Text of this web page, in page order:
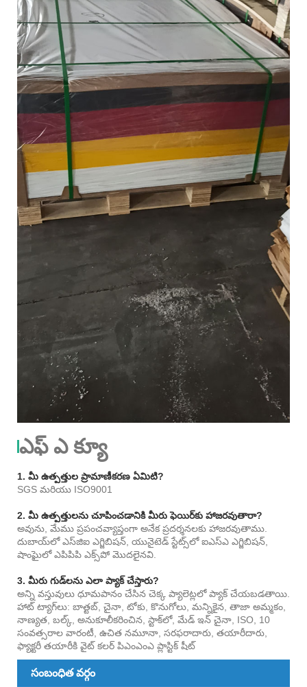
ఎఫ్ ఎ క్యూ
1. మీ ఉత్పత్తుల ప్రామాణీకరణ ఏమిటి?
SGS మరియు ISO9001
2. మీ ఉత్పత్తులను చూపించడానికి మీరు ఫెయిర్‌కు హాజరవుతారా?
అవును, మేము ప్రపంచవ్యాప్తంగా అనేక ప్రదర్శనలకు హాజరవుతాము.
దుబాయ్‌లో ఎస్‌జిఐ ఎగ్జిబిషన్, యునైటెడ్ స్టేట్స్‌లో ఐఎస్‌ఎ ఎగ్జిబిషన్,
షాంఘైలో ఎపిపిపి ఎక్స్‌పో మొదలైనవి.
3. మీరు గుడ్‌లను ఎలా ప్యాక్ చేస్తారు?
అన్ని వస్తువులు ధూమపానం చేసిన చెక్క ప్యాలెట్లలో ప్యాక్ చేయబడతాయి.
హాట్ ట్యాగ్‌లు: బాత్టబ్, చైనా, టోకు, కొనుగోలు, మన్నికైన, తాజా అమ్మకం,
నాణ్యత, బల్క్, అనుకూలీకరించిన, స్టాక్‌లో, మేడ్ ఇన్ చైనా, ISO, 10
సంవత్సరాల వారంటీ, ఉచిత నమూనా, సరఫరాదారు, తయారీదారు,
ఫ్యాక్టరీ తయారీకి వైట్ కలర్ పిఎంఎంఎ ప్లాస్టిక్ షీట్
సంబంధిత వర్గం